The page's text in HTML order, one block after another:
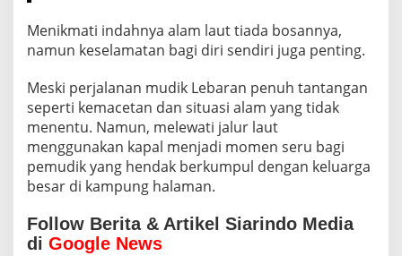
Menikmati indahnya alam laut tiada bosannya,
namun keselamatan bagi diri sendiri juga penting.
Meski perjalanan mudik Lebaran penuh tantangan
seperti kemacetan dan situasi alam yang tidak
menentu. Namun, melewati jalur laut
menggunakan kapal menjadi momen seru bagi
pemudik yang hendak berkumpul dengan keluarga
besar di kampung halaman.
Follow Berita & Artikel Siarindo Media
di Google News